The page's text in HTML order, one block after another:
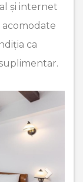
și internet
acomodate
ca